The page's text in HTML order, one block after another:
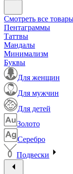
Смотреть все
Пентаграммы
Таттвы
Мандалы
Минимализм
Буквы
Для женщин
Для мужчин
Для детей
Золото
Серебро
Подвески